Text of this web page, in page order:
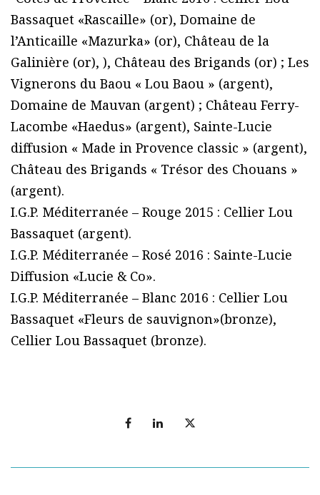
Bassaquet «Rascaille» (or), Domaine de
l’Anticaille «Mazurka» (or), Château de la
Galinière (or), ), Château des Brigands (or) ; Les
Vignerons du Baou « Lou Baou » (argent),
Domaine de Mauvan (argent) ; Château Ferry-
Lacombe «Haedus» (argent), Sainte-Lucie
diffusion « Made in Provence classic » (argent),
Château des Brigands « Trésor des Chouans »
(argent).
I.G.P. Méditerranée – Rouge 2015 : Cellier Lou
Bassaquet (argent).
I.G.P. Méditerranée – Rosé 2016 : Sainte-Lucie
Diffusion «Lucie & Co».
I.G.P. Méditerranée – Blanc 2016 : Cellier Lou
Bassaquet «Fleurs de sauvignon»(bronze),
Cellier Lou Bassaquet (bronze).